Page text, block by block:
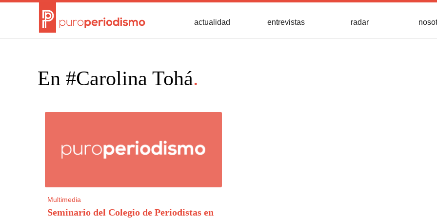
actualidad entrevistas radar
En #Carolina Tohá.
Multimedia
Seminario del Colegio de Periodistas en